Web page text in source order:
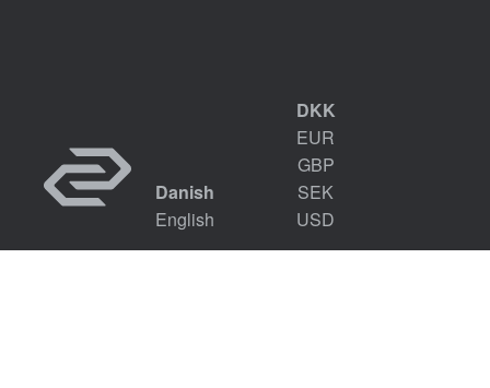
Danish
English
DKK
EUR
GBP
SEK
USD